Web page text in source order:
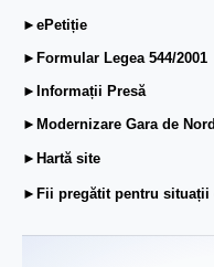
►ePetiție
►Formular Legea 544/2001
►Informații Presă
►Modernizare Gara de Nord
►Hartă site
►Fii pregătit pentru situații